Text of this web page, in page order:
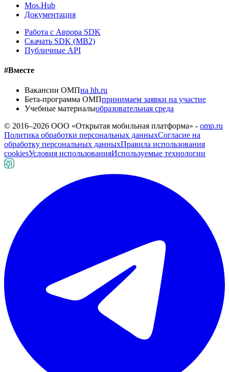
Mos.Hub
Документация
Работа с Аврора SDK
Скачать SDK (MB2)
Публичные API
#Вместе
Вакансии ОМПна hh.ru
Бета-программа ОМПпринимаем заявки на участие
Учебные материалыобразовательная среда
© 2016–2026 ООО «Открытая мобильная платформа» - omp.ru
Политика обработки персональных данныхСогласие на
обработку персональных данныхПравила использования
cookiesУсловия использованияИспользуемые технологии